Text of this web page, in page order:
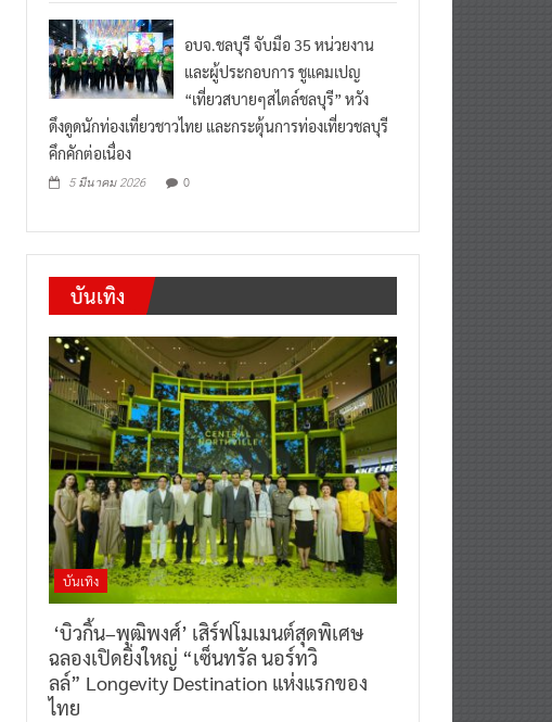
อบจ.ชลบุรี จับมือ 35 หน่วยงาน
และผู้ประกอบการ ชูแคมเปญ
“เที่ยวสบายๆสไตล์ชลบุรี” หวัง
ดึงดูดนักท่องเที่ยวชาวไทย และกระตุ้นการท่องเที่ยวชลบุรี
คึกคักต่อเนื่อง
5 มีนาคม 2026 0
บันเทิง
บันเทิง
‘บิวกิ้น–พุฒิพงศ์’ เสิร์ฟโมเมนต์สุดพิเศษ
ฉลองเปิดยิ่งใหญ่ “เซ็นทรัล นอร์ทวิ
ลล์” Longevity Destination แห่งแรกของ
ไทย